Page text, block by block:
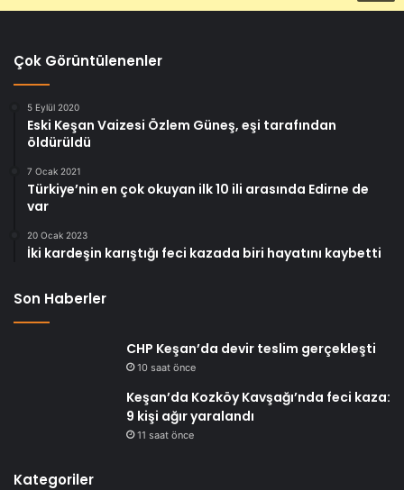
Çok Görüntülenenler
5 Eylül 2020
Eski Keşan Vaizesi Özlem Güneş, eşi tarafından
öldürüldü
7 Ocak 2021
Türkiye’nin en çok okuyan ilk 10 ili arasında Edirne de
var
20 Ocak 2023
İki kardeşin karıştığı feci kazada biri hayatını kaybetti
Son Haberler
CHP Keşan’da devir teslim gerçekleşti
10 saat önce
Keşan’da Kozköy Kavşağı’nda feci kaza:
9 kişi ağır yaralandı
11 saat önce
Kategoriler